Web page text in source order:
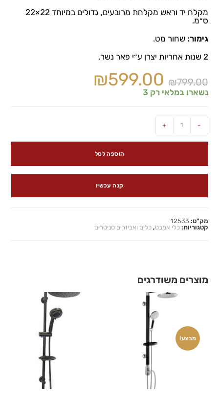
מקלח יד וראש מקלחת מרובעים, גדולים במיוחד 22×22
ס״מ.
גימור: שחור מט.
2 שנות אחריות יצרן ע״י פאר נשר.
₪799.00
₪599.00
נשארו במלאי רק 3
-
+
הוספה לסל
קנה עכשיו
מק"ט:12533
קטגוריות:כלי אמבט,כלים ואביזרים סניטרים
מוצרים משודרגים
מבצע!